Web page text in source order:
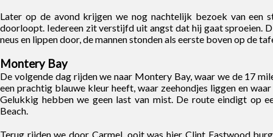
Later op de avond krijgen we nog nachtelijk bezoek van een
doorloopt. Iedereen zit verstijfd uit angst dat hij gaat sproeien.
neus en lippen door, de mannen stonden als eerste boven op de
Montery Bay
De volgende dag rijden we naar Montery Bay, waar we de 17
een prachtig blauwe kleur heeft, waar zeehondjes liggen en
Gelukkig hebben we geen last van mist. De route eindigt op
Beach.
Terug rijden we door Carmel, ooit was hier Clint Eastwood